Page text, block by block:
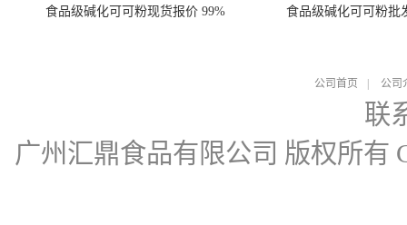
食品级碱化可可粉现货报价 99% 食品级碱化可可粉批
公司首页 公司
联
广州汇鼎食品有限公司 版权所有